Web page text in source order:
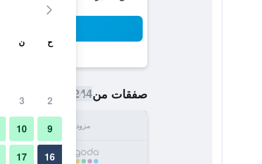
صفقات من244 ﷼
مزود
ح ن
2
3
9
10
16
17